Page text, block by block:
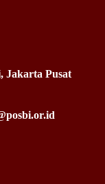
Jakarta Pusat